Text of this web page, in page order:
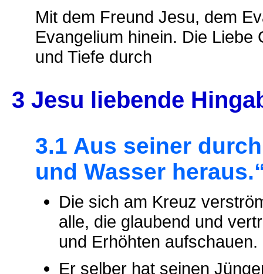
Mit dem Freund Jesu, dem
Evangelium hinein. Die
und Tiefe durch
3 Jesu liebende
3.1 Aus seiner
und Wasser
Die sich am Kreuz
alle, die glaubend und
und Erhöhten aufschauen.
Er selber hat seinen